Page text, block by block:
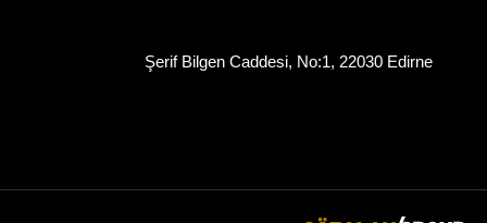
Şerif Bilgen Caddesi, No:1, 22030 Edirne